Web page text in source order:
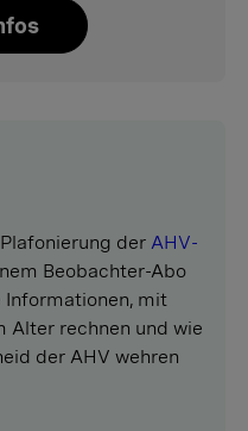
der AHV-
Beobachter-Abo
Informationen, mit
Alter rechnen und wie
der AHV wehren